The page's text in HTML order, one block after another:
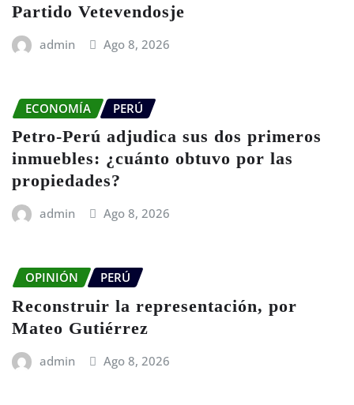
Partido Vetevendosje
admin Ago 8, 2026
ECONOMÍA PERÚ
Petro-Perú adjudica sus dos primeros
inmuebles: ¿cuánto obtuvo por las
propiedades?
admin Ago 8, 2026
OPINIÓN PERÚ
Reconstruir la representación, por
Mateo Gutiérrez
admin Ago 8, 2026